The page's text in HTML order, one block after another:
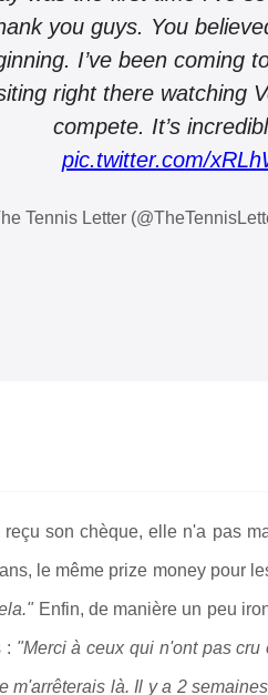
you guys. You
I’ve been coming
right there watching
compete. It’s
pic.twitter.com/
Tennis Letter
son chèque, elle n'a pas
le même prize money pour
Enfin, de manière un peu
: "Merci à ceux qui n'ont pas
m'arrêterais là. Il y a 2